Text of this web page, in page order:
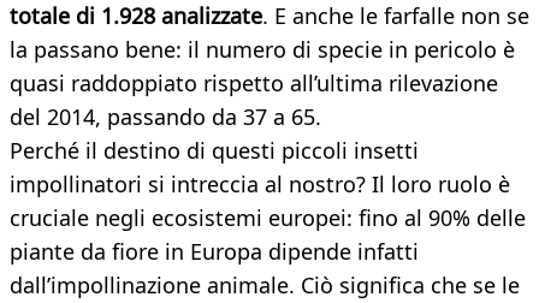
totale di 1.928 analizzate. E anche le farfalle non se
la passano bene: il numero di specie in pericolo è
quasi raddoppiato rispetto all’ultima rilevazione
del 2014, passando da 37 a 65.
Perché il destino di questi piccoli insetti
impollinatori si intreccia al nostro? Il loro ruolo è
cruciale negli ecosistemi europei: fino al 90% delle
piante da fiore in Europa dipende infatti
dall’impollinazione animale. Ciò significa che se le